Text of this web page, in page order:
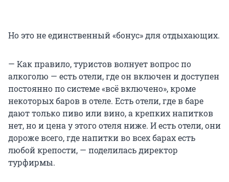
Но это не единственный «бонус» для отдыхающих.
— Как правило, туристов волнует вопрос по
алкоголю — есть отели, где он включен и доступен
постоянно по системе «всё включено», кроме
некоторых баров в отеле. Есть отели, где в баре
дают только пиво или вино, а крепких напитков
нет, но и цена у этого отеля ниже. И есть отели, они
дороже всего, где напитки во всех барах есть
любой крепости, — поделилась директор
турфирмы.